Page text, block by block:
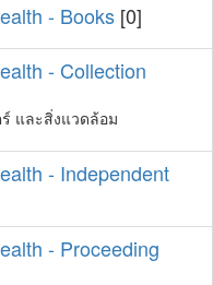
- Books [0]
- Collection
และสิ่งแวดล้อม
- Independent
- Proceeding